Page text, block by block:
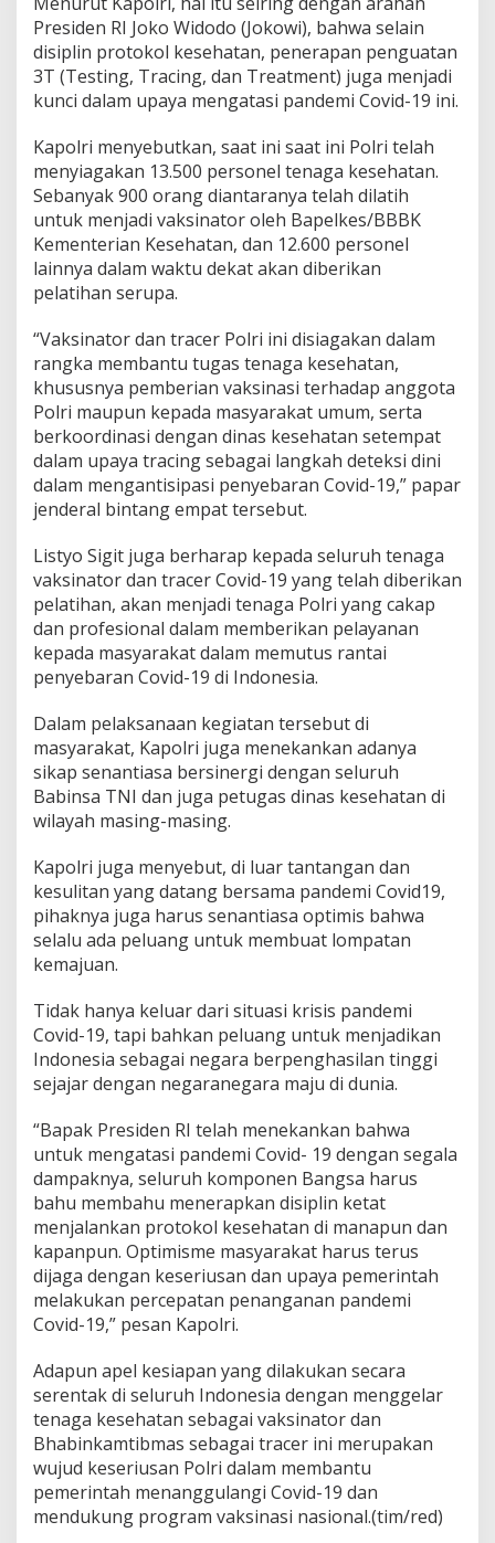
Presiden RI Joko Widodo (Jokowi), bahwa selain
disiplin protokol kesehatan, penerapan penguatan
3T (Testing, Tracing, dan Treatment) juga menjadi
kunci dalam upaya mengatasi pandemi Covid-19 ini.
Kapolri menyebutkan, saat ini saat ini Polri telah
menyiagakan 13.500 personel tenaga kesehatan.
Sebanyak 900 orang diantaranya telah dilatih
untuk menjadi vaksinator oleh Bapelkes/BBBK
Kementerian Kesehatan, dan 12.600 personel
lainnya dalam waktu dekat akan diberikan
pelatihan serupa.
“Vaksinator dan tracer Polri ini disiagakan dalam
rangka membantu tugas tenaga kesehatan,
khususnya pemberian vaksinasi terhadap anggota
Polri maupun kepada masyarakat umum, serta
berkoordinasi dengan dinas kesehatan setempat
dalam upaya tracing sebagai langkah deteksi dini
dalam mengantisipasi penyebaran Covid-19,” papar
jenderal bintang empat tersebut.
Listyo Sigit juga berharap kepada seluruh tenaga
vaksinator dan tracer Covid-19 yang telah diberikan
pelatihan, akan menjadi tenaga Polri yang cakap
dan profesional dalam memberikan pelayanan
kepada masyarakat dalam memutus rantai
penyebaran Covid-19 di Indonesia.
Dalam pelaksanaan kegiatan tersebut di
masyarakat, Kapolri juga menekankan adanya
sikap senantiasa bersinergi dengan seluruh
Babinsa TNI dan juga petugas dinas kesehatan di
wilayah masing-masing.
Kapolri juga menyebut, di luar tantangan dan
kesulitan yang datang bersama pandemi Covid19,
pihaknya juga harus senantiasa optimis bahwa
selalu ada peluang untuk membuat lompatan
kemajuan.
Tidak hanya keluar dari situasi krisis pandemi
Covid-19, tapi bahkan peluang untuk menjadikan
Indonesia sebagai negara berpenghasilan tinggi
sejajar dengan negaranegara maju di dunia.
“Bapak Presiden RI telah menekankan bahwa
untuk mengatasi pandemi Covid- 19 dengan segala
dampaknya, seluruh komponen Bangsa harus
bahu membahu menerapkan disiplin ketat
menjalankan protokol kesehatan di manapun dan
kapanpun. Optimisme masyarakat harus terus
dijaga dengan keseriusan dan upaya pemerintah
melakukan percepatan penanganan pandemi
Covid-19,” pesan Kapolri.
Adapun apel kesiapan yang dilakukan secara
serentak di seluruh Indonesia dengan menggelar
tenaga kesehatan sebagai vaksinator dan
Bhabinkamtibmas sebagai tracer ini merupakan
wujud keseriusan Polri dalam membantu
pemerintah menanggulangi Covid-19 dan
mendukung program vaksinasi nasional.(tim/red)